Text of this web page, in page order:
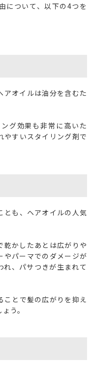
について、以下の4つを
アオイルは油分を含むた
グ効果も非常に高いた
やすいスタイリング剤で
とも、ヘアオイルの人気
乾かしたあとは広がりや
やパーマでのダメージが
れ、パサつきが生まれて
ことで髪の広がりを抑え
う。